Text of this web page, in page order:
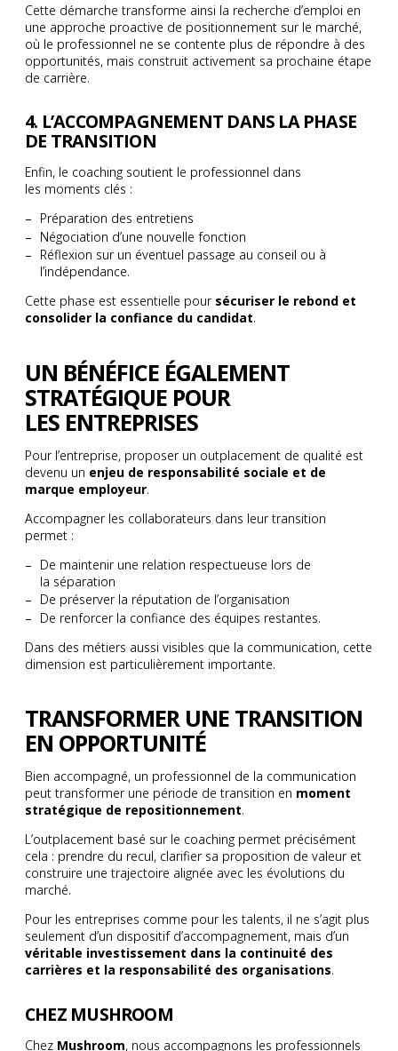
Cette démarche transforme ainsi la recherche d’emploi en
une approche proactive de positionnement sur le marché,
où le professionnel ne se contente plus de répondre à des
opportunités, mais construit activement sa prochaine étape
de carrière.
4. L’ACCOMPAGNEMENT DANS LA PHASE
DE TRANSITION
Enfin, le coaching soutient le professionnel dans
les moments clés :
Préparation des entretiens
Négociation d’une nouvelle fonction
Réflexion sur un éventuel passage au conseil ou à
l’indépendance.
Cette phase est essentielle pour sécuriser le rebond et
consolider la confiance du candidat.
UN BÉNÉFICE ÉGALEMENT
STRATÉGIQUE POUR
LES ENTREPRISES
Pour l’entreprise, proposer un outplacement de qualité est
devenu un enjeu de responsabilité sociale et de
marque employeur.
Accompagner les collaborateurs dans leur transition
permet :
De maintenir une relation respectueuse lors de
la séparation
De préserver la réputation de l’organisation
De renforcer la confiance des équipes restantes.
Dans des métiers aussi visibles que la communication, cette
dimension est particulièrement importante.
TRANSFORMER UNE TRANSITION
EN OPPORTUNITÉ
Bien accompagné, un professionnel de la communication
peut transformer une période de transition en moment
stratégique de repositionnement.
L’outplacement basé sur le coaching permet précisément
cela : prendre du recul, clarifier sa proposition de valeur et
construire une trajectoire alignée avec les évolutions du
marché.
Pour les entreprises comme pour les talents, il ne s’agit plus
seulement d’un dispositif d’accompagnement, mais d’un
véritable investissement dans la continuité des
carrières et la responsabilité des organisations.
CHEZ MUSHROOM
Chez Mushroom, nous accompagnons les professionnels